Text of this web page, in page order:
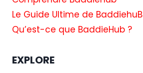
Le Guide Ultime de BaddiehuB
Qu’est-ce que BaddieHub ?
EXPLORE